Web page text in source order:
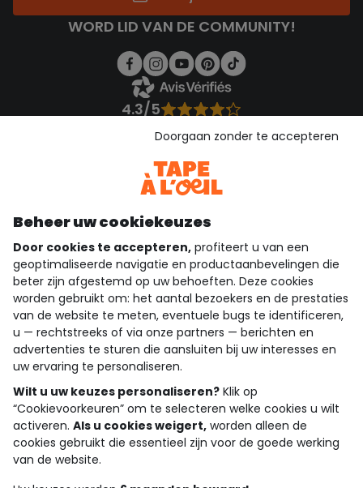
WORD LID VAN DE COMMUNITY!
4.3/5
Bekijk de vertrouwensverklaring
Download onze applicatie
Ontdek onze applicatie
wie zijn we?
hulp nodig
loyalty club
onze catalogus
Algemene verkoop en gebruiksvoorwaarden
Privacybeleid
Beheer uw cookiekeuzes
Door cookies te accepteren, profiteert u van een
geoptimaliseerde navigatie en productaanbevelingen die
beter zijn afgestemd op uw behoeften. Deze cookies
worden gebruikt om: het aantal bezoekers en de prestaties
van de website te meten, eventuele bugs te identificeren,
u — rechtstreeks of via onze partners — berichten en
advertenties te sturen die aansluiten bij uw interesses en
uw ervaring te personaliseren.
Wilt u uw keuzes personaliseren? Klik op
“Cookievoorkeuren” om te selecteren welke cookies u wilt
activeren. Als u cookies weigert, worden alleen de
cookies gebruikt die essentieel zijn voor de goede werking
van de website.
Doorgaan zonder te accepteren